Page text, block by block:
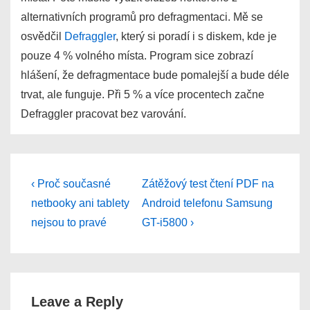
alternativních programů pro defragmentaci. Mě se
osvědčil
Defraggler, který si poradí i s diskem, kde je
pouze 4 % volného místa. Program sice zobrazí
hlášení, že defragmentace bude pomalejší a bude déle
trvat, ale funguje. Při 5 % a více procentech začne
Defraggler pracovat bez varování.
Post
navigation
Previous
Post
is
‹ Proč současné
netbooky ani tablety
nejsou to pravé
Next
Post
is
Zátěžový test čtení PDF na
Android telefonu Samsung
GT-i5800 ›
Leave a Reply